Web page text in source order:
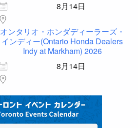
8月14日
オンタリオ・ホンダディーラーズ・
インディー(Ontario Honda Dealers
Indy at Markham) 2026
8月14日